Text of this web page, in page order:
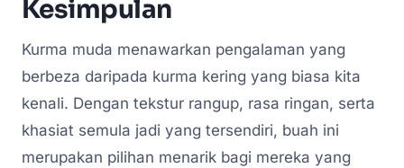
Kesimpulan
Kurma muda menawarkan pengalaman yang
berbeza daripada kurma kering yang biasa kita
kenali. Dengan tekstur rangup, rasa ringan, serta
khasiat semula jadi yang tersendiri, buah ini
merupakan pilihan menarik bagi mereka yang